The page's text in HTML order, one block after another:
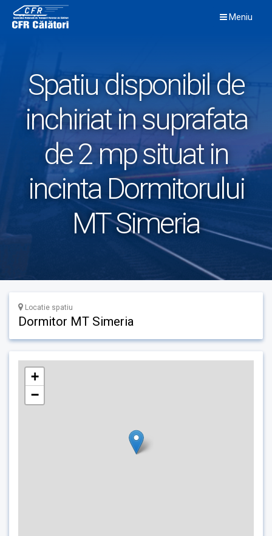
content
Meniu
Spatiu disponibil de
inchiriat in suprafata
de 2 mp situat in
incinta Dormitorului
MT Simeria
Locatie spatiu
Dormitor MT Simeria
+
−